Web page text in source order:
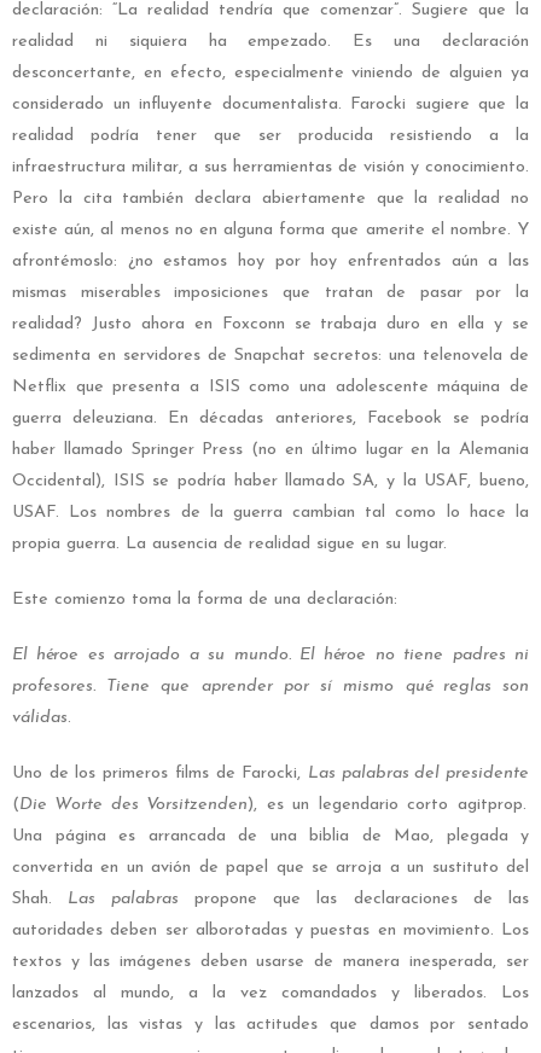
declaración: “La realidad tendría que comenzar”. Sugiere que la
realidad ni siquiera ha empezado. Es una declaración
desconcertante, en efecto, especialmente viniendo de alguien ya
considerado un influyente documentalista. Farocki sugiere que la
realidad podría tener que ser producida resistiendo a la
infraestructura militar, a sus herramientas de visión y conocimiento.
Pero la cita también declara abiertamente que la realidad no
existe aún, al menos no en alguna forma que amerite el nombre. Y
afrontémoslo: ¿no estamos hoy por hoy enfrentados aún a las
mismas miserables imposiciones que tratan de pasar por la
realidad? Justo ahora en Foxconn se trabaja duro en ella y se
sedimenta en servidores de Snapchat secretos: una telenovela de
Netflix que presenta a ISIS como una adolescente máquina de
guerra deleuziana. En décadas anteriores, Facebook se podría
haber llamado Springer Press (no en último lugar en la Alemania
Occidental), ISIS se podría haber llamado SA, y la USAF, bueno,
USAF. Los nombres de la guerra cambian tal como lo hace la
propia guerra. La ausencia de realidad sigue en su lugar.
Este comienzo toma la forma de una declaración:
El héroe es arrojado a su mundo. El héroe no tiene padres ni
profesores. Tiene que aprender por sí mismo qué reglas son
válidas.
Uno de los primeros films de Farocki, Las palabras del presidente
(Die Worte des Vorsitzenden), es un legendario corto agitprop.
Una página es arrancada de una biblia de Mao, plegada y
convertida en un avión de papel que se arroja a un sustituto del
Shah. Las palabras propone que las declaraciones de las
autoridades deben ser alborotadas y puestas en movimiento. Los
textos y las imágenes deben usarse de manera inesperada, ser
lanzados al mundo, a la vez comandados y liberados. Los
escenarios, las vistas y las actitudes que damos por sentado